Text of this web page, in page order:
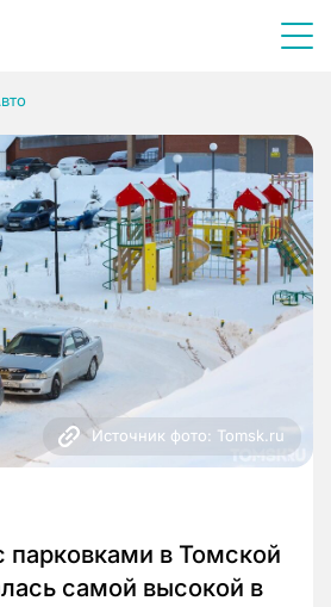
Источник фото: Tomsk.ru
парковками в Томской
самой высокой в